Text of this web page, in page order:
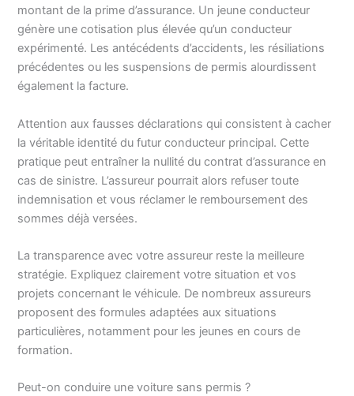
montant de la prime d’assurance. Un jeune conducteur
génère une cotisation plus élevée qu’un conducteur
expérimenté. Les antécédents d’accidents, les résiliations
précédentes ou les suspensions de permis alourdissent
également la facture.
Attention aux fausses déclarations qui consistent à cacher
la véritable identité du futur conducteur principal. Cette
pratique peut entraîner la nullité du contrat d’assurance en
cas de sinistre. L’assureur pourrait alors refuser toute
indemnisation et vous réclamer le remboursement des
sommes déjà versées.
La transparence avec votre assureur reste la meilleure
stratégie. Expliquez clairement votre situation et vos
projets concernant le véhicule. De nombreux assureurs
proposent des formules adaptées aux situations
particulières, notamment pour les jeunes en cours de
formation.
Peut-on conduire une voiture sans permis ?